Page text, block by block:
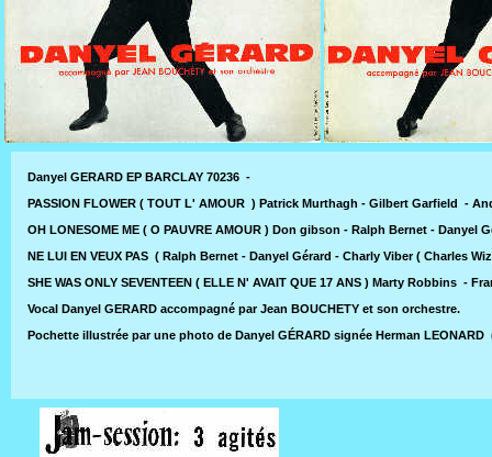
Danyel GERARD EP BARCLAY 70236 -
PASSION FLOWER ( TOUT L' AMOUR ) Patrick Murthagh - Gilbert Garfield -
OH LONESOME ME ( O PAUVRE AMOUR ) Don gibson - Ralph Bernet - Danyel
NE LUI EN VEUX PAS ( Ralph Bernet - Danyel Gérard - Charly Viber ( Charles
SHE WAS ONLY SEVENTEEN ( ELLE N' AVAIT QUE 17 ANS ) Marty Robbins -
Vocal Danyel GERARD accompagné par Jean BOUCHETY et son orchestre.
Pochette illustrée par une photo de Danyel GÉRARD signée Herman